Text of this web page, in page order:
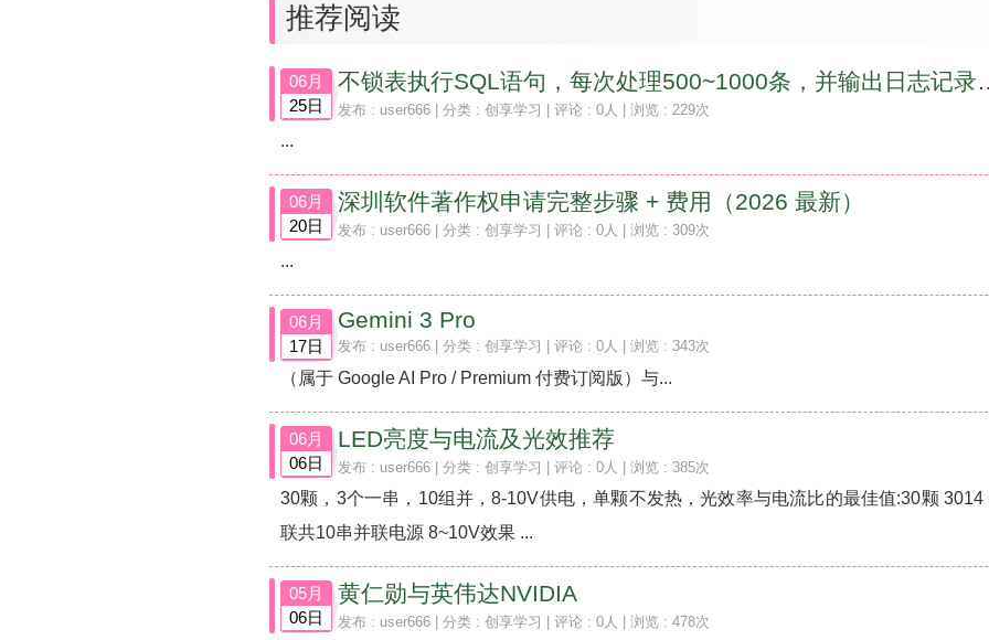
推荐阅读
06月
25日
不锁表执行SQL语句，每
发布 : user666 | 分类 : 创享学习 | 评论 : 0人 | 浏览 : 229次
...
06月
20日
深圳软件著作权申请完整步骤 + 费用（2026 最新）
发布 : user666 | 分类 : 创享学习 | 评论 : 0人 | 浏览 : 309次
...
06月
17日
Gemini 3 Pro
发布 : user666 | 分类 : 创享学习 | 评论 : 0人 | 浏览 : 343次
（属于 Google AI Pro / Premium 付费订阅版）与...
06月
06日
LED亮度与电流及光效推荐
发布 : user666 | 分类 : 创享学习 | 评论 : 0人 | 浏览 : 385次
30颗，3个一串，10组并，8-10V供电，单颗不发热，光效率与电流比的最佳值:30颗 3014
联共10串并联电源 8~10V效果 ...
05月
06日
黄仁勋与英伟达NVIDIA
发布 : user666 | 分类 : 创享学习 | 评论 : 0人 | 浏览 : 478次